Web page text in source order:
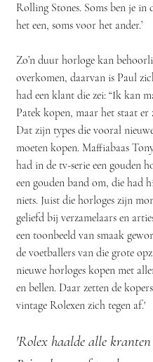
Rolling Stones. Soms ben je in
het een, soms voor het ander.’
Zo’n duur horloge kan
overkomen, daarvan is Paul
had een klant die zei: “Ik kan
Patek kopen, maar het staat er
Dat zijn types die vooral
moeten kopen. Maffiabaas
had in de tv-serie een gouden
een gouden band om, die had
niets. Juist die horloges zijn
geliefd bij verzamelaars en
een toonbeeld van smaak
de voetballers van die grote
nieuwe horloges kopen met
en bellen. Daar zetten de
vintage Rolexen zich tegen af.'
'Rolex haalde alle